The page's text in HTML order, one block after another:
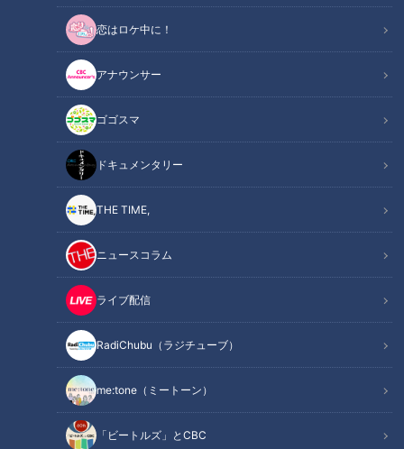
恋はロケ中に！
アナウンサー
ゴゴスマ
ドキュメンタリー
THE TIME,
ニュースコラム
ライブ配信
RadiChubu（ラジチューブ）
me:tone（ミートーン）
「ビートルズ」とCBC
皮膚の難病『道化師様魚鱗癬』と闘う濵口賀久くん（５）
今回の配信では、２０２１年度の冬の様子を紹介します。
誕生日にクリスマス…１２月は賀久くんにとって楽しみな日が
続きます。
ケーキも食べますが、生クリームや小麦粉は“かゆみ”に繋がっ
てしまうため、避けなければなりません。
誕生日の翌日は、平日で幼稚園にいきます。そのため、かゆみ
を避ける必要があり、米粉を使った手作りケーキでお祝いしま
一方、クリスマス当日は冬休み。翌日、かゆみが残っても自宅
でケアができるため、賀久くんの大好きな市販のケーキを食べ
ることに。
かゆみと向き合いながら、家族が目一杯、楽しむ日常に密着し
ました。
山本華那さん（１９）も生後すぐ、道化師様魚鱗癬と診断され
ました。